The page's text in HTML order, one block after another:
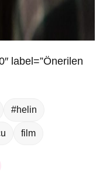
label=”Önerilen
#helin
film